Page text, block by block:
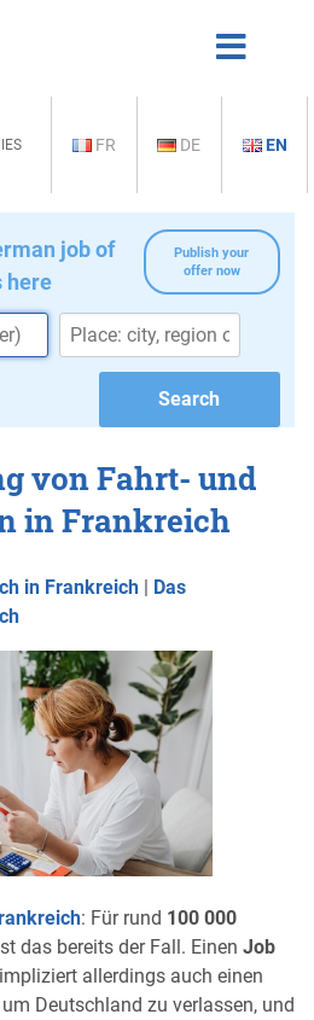
FR DE EN
Publish your
offer now
job of
here
von Fahrt- und
in Frankreich
in Frankreich | Das
: Für rund 100 000
das bereits der Fall. Einen Job
allerdings auch einen
um Deutschland zu verlassen, und